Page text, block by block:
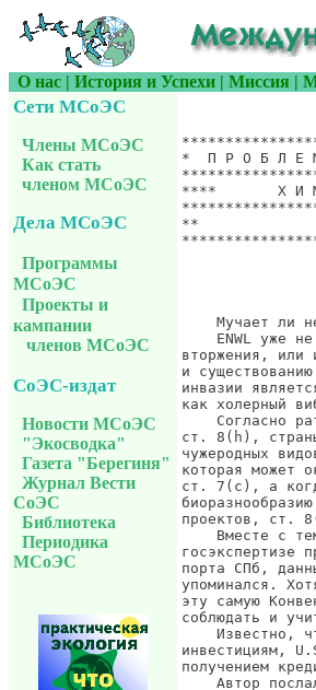
О нас | История и Успехи | Миссия |
Сети МСоЭС
Члены МСоЭС
Как стать
членом МСоЭС
Дела МСоЭС
Программы
МСоЭС
Проекты и
кампании
членов МСоЭС
СоЭС-издат
Новости МСоЭС
"Экосводка"
Газета "Берегиня"
Журнал Вести
СоЭС
Библиотека
Периодика
МСоЭС
*  П Р О Б Л Е
****       Х И
**
Мучает ли
ENWL уже
вторжения, или
и
инвазии
как холерный
Согласно
ст. 8(h), страны
чужеродных
которая может
ст. 7(с), а
проектов, ст.
Вместе с
госэкспертизе
порта СПб,
упоминался.
эту самую
соблюдать и
Известно,
инвестициям,
получением
Автор